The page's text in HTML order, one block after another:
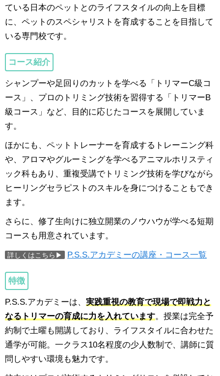
ている日本のペットとのライフスタイルの向上を目標
に、ペットのスペシャリストを育成することを目指して
いる専門校です。
コース紹介
シャンプーや足回りのカットを学べる「トリマーC級コ
ース」、プロのトリミング技術を習得する「トリマーB
級コース」など、目的に応じたコースを展開していま
す。
ほかにも、ペットトレーナーを育成するトレーニング科
や、アロマやグルーミングを学べるアニマルホリスティ
ック科もあり、重複受講でトリミング技術を学びながら
ヒーリングセラピストのスキルを身につけることもでき
ます。
さらに、修了生向けに独立開業のノウハウが学べる短期
コースも用意されています。
詳しくはこちら▶ P.S.S.アカデミーの講座・コース一覧
特徴
P.S.S.アカデミーは、 実践重視の教育で現場で即戦力と
なるトリマーの育成に力を入れています。授業は完全予
約制で土曜も開講しており、ライフスタイルに合わせた
通学が可能。一クラス10名程度の少人数制で、講師に質
問しやすい環境も魅力です。